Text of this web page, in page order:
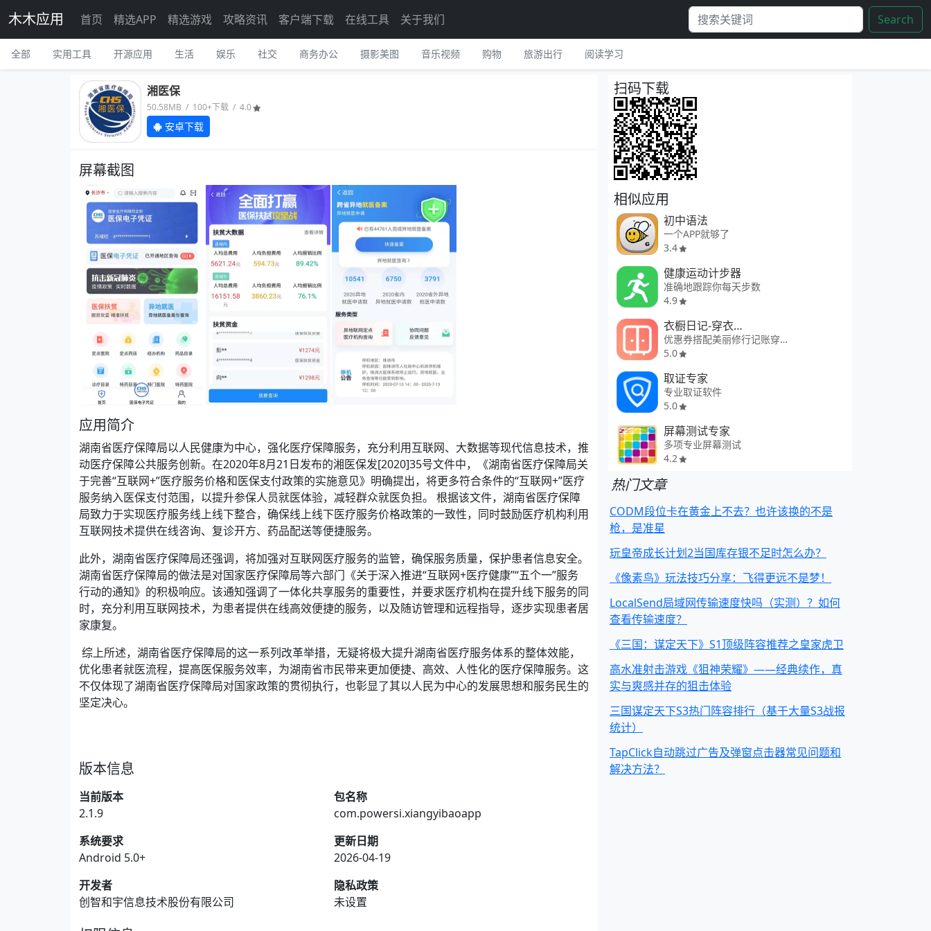
木木应用 首页 精选APP 精选游戏 攻略资讯 客户端下载 在线工具 关于我们 Search
全部 实用工具 开源应用 生活 娱乐 社交 商务办公 摄影美图 音乐视频 购物 旅游出行 阅读学习
湘医保
50.58MB / 100+下载 / 4.0
安卓下载
屏幕截图
应用简介
湖南省医疗保障局以人民健康为中心，强化医疗保障服务，充分利用互联网、大数据等现代信息技术，推
动医疗保障公共服务创新。在2020年8月21日发布的湘医保发[2020]35号文件中，《湖南省医疗保障局关
于完善“互联网+”医疗服务价格和医保支付政策的实施意见》明确提出，将更多符合条件的“互联网+”医疗
服务纳入医保支付范围，以提升参保人员就医体验，减轻群众就医负担。 根据该文件，湖南省医疗保障
局致力于实现医疗服务线上线下整合，确保线上线下医疗服务价格政策的一致性，同时鼓励医疗机构利用
互联网技术提供在线咨询、复诊开方、药品配送等便捷服务。
此外，湖南省医疗保障局还强调，将加强对互联网医疗服务的监管，确保服务质量，保护患者信息安全。
湖南省医疗保障局的做法是对国家医疗保障局等六部门《关于深入推进“互联网+医疗健康”“五个一”服务
行动的通知》的积极响应。该通知强调了一体化共享服务的重要性，并要求医疗机构在提升线下服务的同
时，充分利用互联网技术，为患者提供在线高效便捷的服务，以及随访管理和远程指导，逐步实现患者居
家康复。
综上所述，湖南省医疗保障局的这一系列改革举措，无疑将极大提升湖南省医疗服务体系的整体效能，
优化患者就医流程，提高医保服务效率，为湖南省市民带来更加便捷、高效、人性化的医疗保障服务。这
不仅体现了湖南省医疗保障局对国家政策的贯彻执行，也彰显了其以人民为中心的发展思想和服务民生的
坚定决心。
版本信息
当前版本
2.1.9
包名称
com.powersi.xiangyibaoapp
系统要求
Android 5.0+
更新日期
2026-04-19
开发者
创智和宇信息技术股份有限公司
隐私政策
未设置
扫码下载
相似应用
初中语法
一个APP就够了
3.4
健康运动计步器
准确地跟踪你每天步数
4.9
衣橱日记-穿衣助手
优惠券搭配美丽修行记账穿搭日历
5.0
取证专家
专业取证软件
5.0
屏幕测试专家
多项专业屏幕测试
4.2
热门文章
CODM段位卡在黄金上不去？也许该换的不是
枪，是准星
玩皇帝成长计划2当国库存银不足时怎么办？
《像素鸟》玩法技巧分享：飞得更远不是梦！
LocalSend局域网传输速度快吗（实测）？如何
查看传输速度？
《三国：谋定天下》S1顶级阵容推荐之皇家虎卫
高水准射击游戏《狙神荣耀》——经典续作，真
实与爽感并存的狙击体验
三国谋定天下S3热门阵容排行（基于大量S3战报
统计）
TapClick自动跳过广告及弹窗点击器常见问题和
解决方法？